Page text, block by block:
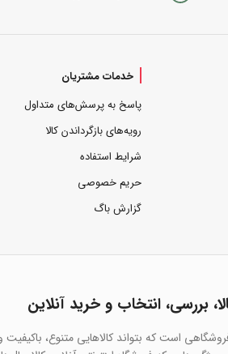
خدمات مشتریان
پاسخ به پرسش‌های متداول
رویه‌های بازگرداندن کالا
شرایط استفاده
حریم خصوصی
گزارش باگ
بررسی، انتخاب و خرید آنلاین
است که بتواند کالاهایی متنوع،